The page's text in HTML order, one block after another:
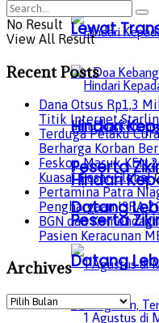
Hindari
Peserta
Datang
Lewat
Hindari
Peserta
Datang
No Result
View All Result
Recent Posts
Dana Otsus Rp1,3
Titik Internet
Terduga Pelaku
Berharga Korban
Feskop Masuk KEN
Kuasai Pasar Global
Pertamina Patra
Penghargaan ISRA
BGN dan
Pasien Keracunan
Archives
Archives